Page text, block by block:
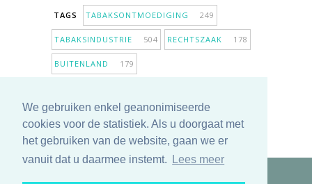
We gebruiken enkel geanonimiseerde
cookies voor de statistiek. Als u doorgaat met
het gebruiken van de website, gaan we er
vanuit dat u daarmee instemt.
Lees meer
TAGS TABAKSONTMOEDIGING 249
TABAKSINDUSTRIE 504 RECHTSZAAK 178
BUITENLAND 179
ANTIROOKBELEID307 ONDERZOEK
MEER TAGS TONEN